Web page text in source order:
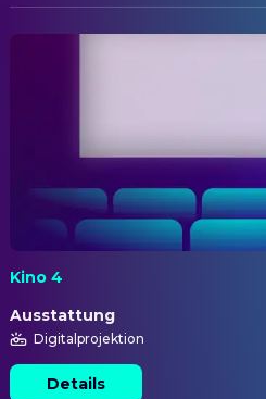
Kino 4
Ausstattung
Digitalprojektion
Details